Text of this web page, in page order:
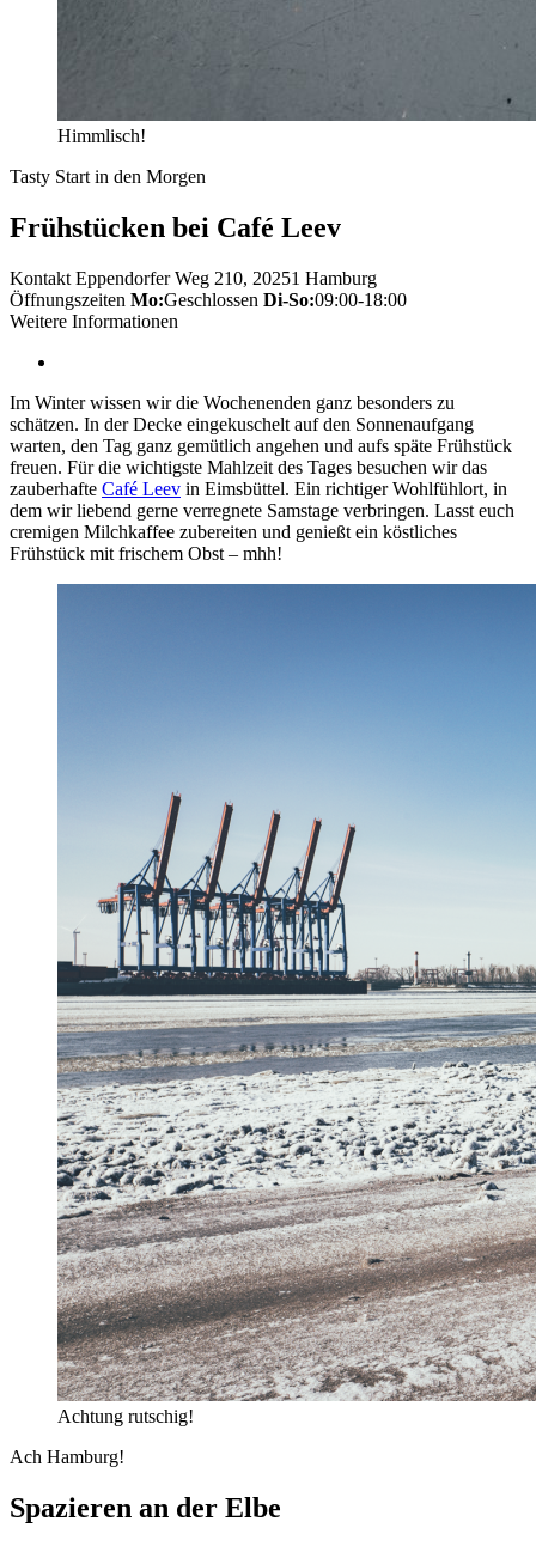
Himmlisch!
Tasty Start in den Morgen
Frühstücken bei Café Leev
Kontakt Eppendorfer Weg 210, 20251 Hamburg
Öffnungszeiten Mo:Geschlossen Di-So:09:00-18:00
Weitere Informationen
Im Winter wissen wir die Wochenenden ganz besonders zu
schätzen. In der Decke eingekuschelt auf den Sonnenaufgang
warten, den Tag ganz gemütlich angehen und aufs späte Frühstück
freuen. Für die wichtigste Mahlzeit des Tages besuchen wir das
zauberhafte Café Leev in Eimsbüttel. Ein richtiger Wohlfühlort, in
dem wir liebend gerne verregnete Samstage verbringen. Lasst euch
cremigen Milchkaffee zubereiten und genießt ein köstliches
Frühstück mit frischem Obst – mhh!
Achtung rutschig!
Ach Hamburg!
Spazieren an der Elbe